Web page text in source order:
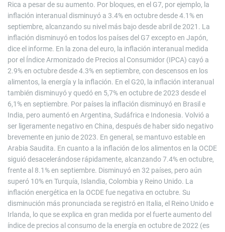
Rica a pesar de su aumento. Por bloques, en el G7, por ejemplo, la
inflación interanual disminuyó a 3.4% en octubre desde 4.1% en
septiembre, alcanzando su nivel más bajo desde abril de 2021. La
inflación disminuyó en todos los países del G7 excepto en Japón,
dice el informe. En la zona del euro, la inflación interanual medida
por el Índice Armonizado de Precios al Consumidor (IPCA) cayó a
2.9% en octubre desde 4.3% en septiembre, con descensos en los
alimentos, la energía y la inflación. En el G20, la inflación interanual
también disminuyó y quedó en 5,7% en octubre de 2023 desde el
6,1% en septiembre. Por países la inflación disminuyó en Brasil e
India, pero aumentó en Argentina, Sudáfrica e Indonesia. Volvió a
ser ligeramente negativo en China, después de haber sido negativo
brevemente en junio de 2023. En general, se mantuvo estable en
Arabia Saudita. En cuanto a la inflación de los alimentos en la OCDE
siguió desacelerándose rápidamente, alcanzando 7.4% en octubre,
frente al 8.1% en septiembre. Disminuyó en 32 países, pero aún
superó 10% en Turquía, Islandia, Colombia y Reino Unido. La
inflación energética en la OCDE fue negativa en octubre. Su
disminución más pronunciada se registró en Italia, el Reino Unido e
Irlanda, lo que se explica en gran medida por el fuerte aumento del
índice de precios al consumo de la energía en octubre de 2022 (es